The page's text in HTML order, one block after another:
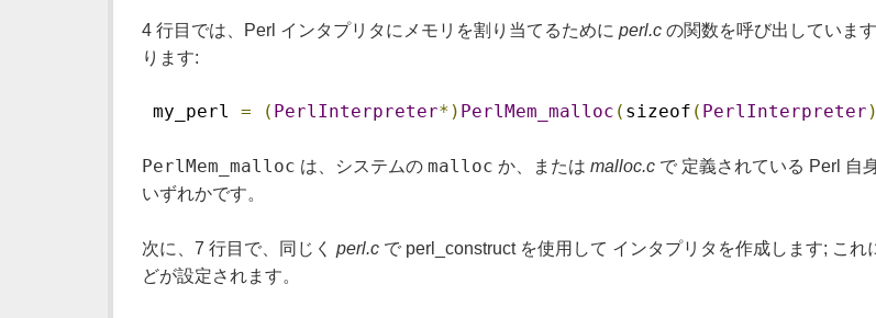
4 行目では、Perl インタプリタにメモリを割り当てるために perl.cの関数を呼び出していま
ります:
my_perl = ( PerlInterpreter*) PerlMem_malloc ( sizeof ( PerlInterpreter
PerlMem_malloc は、システムの malloc か、または malloc.cで 定義されている Perl 自
いずれかです。
次に、7 行目で、同じく perl.cで perl_construct を使用して インタプリタを作成します; こ
どが設定されます。